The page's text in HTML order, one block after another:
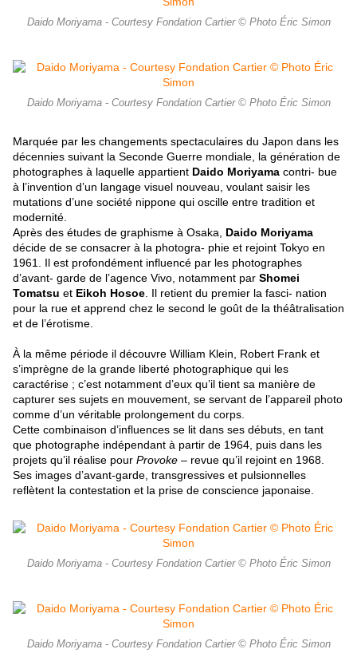
Daido Moriyama - Courtesy Fondation Cartier © Photo Éric Simon
Daido Moriyama - Courtesy Fondation Cartier © Photo Éric Simon
Marquée par les changements spectaculaires du Japon dans les
décennies suivant la Seconde Guerre mondiale, la génération de
photographes à laquelle appartient Daido Moriyama contri- bue
à l’invention d’un langage visuel nouveau, voulant saisir les
mutations d’une société nippone qui oscille entre tradition et
modernité.
Après des études de graphisme à Osaka, Daido Moriyama
décide de se consacrer à la photogra- phie et rejoint Tokyo en
1961. Il est profondément influencé par les photographes
d’avant- garde de l’agence Vivo, notamment par Shomei
Tomatsu et Eikoh Hosoe . Il retient du premier la fasci- nation
pour la rue et apprend chez le second le goût de la théâtralisation
et de l’érotisme.
À la même période il découvre William Klein, Robert Frank et
s’imprègne de la grande liberté photographique qui les
caractérise ; c’est notamment d’eux qu’il tient sa manière de
capturer ses sujets en mouvement, se servant de l’appareil photo
comme d’un véritable prolongement du corps.
Cette combinaison d’influences se lit dans ses débuts, en tant
que photographe indépendant à partir de 1964, puis dans les
projets qu’il réalise pour Provoke – revue qu’il rejoint en 1968.
Ses images d’avant-garde, transgressives et pulsionnelles
reflètent la contestation et la prise de conscience japonaise.
Daido Moriyama - Courtesy Fondation Cartier © Photo Éric Simon
Daido Moriyama - Courtesy Fondation Cartier © Photo Éric Simon